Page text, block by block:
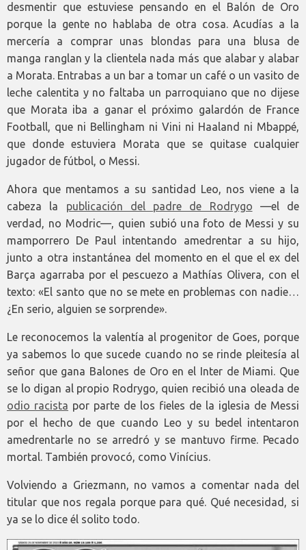
desmentir que estuviese pensando en el Balón de Oro
porque la gente no hablaba de otra cosa. Acudías a la
mercería a comprar unas blondas para una blusa de
manga ranglan y la clientela nada más que alabar y alabar
a Morata. Entrabas a un bar a tomar un café o un vasito de
leche calentita y no faltaba un parroquiano que no dijese
que Morata iba a ganar el próximo galardón de France
Football, que ni Bellingham ni Vini ni Haaland ni Mbappé,
que donde estuviera Morata que se quitase cualquier
jugador de fútbol, o Messi.
Ahora que mentamos a su santidad Leo, nos viene a la
cabeza la publicación del padre de Rodrygo —el de
verdad, no Modric—, quien subió una foto de Messi y su
mamporrero De Paul intentando amedrentar a su hijo,
junto a otra instantánea del momento en el que el ex del
Barça agarraba por el pescuezo a Mathías Olivera, con el
texto: «El santo que no se mete en problemas con nadie…
¿En serio, alguien se sorprende».
Le reconocemos la valentía al progenitor de Goes, porque
ya sabemos lo que sucede cuando no se rinde pleitesía al
señor que gana Balones de Oro en el Inter de Miami. Que
se lo digan al propio Rodrygo, quien recibió una oleada de
odio racista por parte de los fieles de la iglesia de Messi
por el hecho de que cuando Leo y su bedel intentaron
amedrentarle no se arredró y se mantuvo firme. Pecado
mortal. También provocó, como Vinícius.
Volviendo a Griezmann, no vamos a comentar nada del
titular que nos regala porque para qué. Qué necesidad, si
ya se lo dice él solito todo.